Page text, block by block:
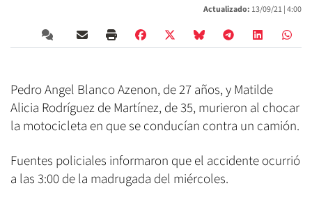
Actualizado: 13/09/21 |4:00
Pedro Angel Blanco Azenon, de 27 años, y Matilde
Alicia Rodríguez de Martínez, de 35, murieron al chocar
la motocicleta en que se conducían contra un camión.
Fuentes policiales informaron que el accidente ocurrió
a las 3:00 de la madrugada del miércoles.